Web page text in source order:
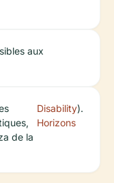
aux
de la
Disability
Horizons
).